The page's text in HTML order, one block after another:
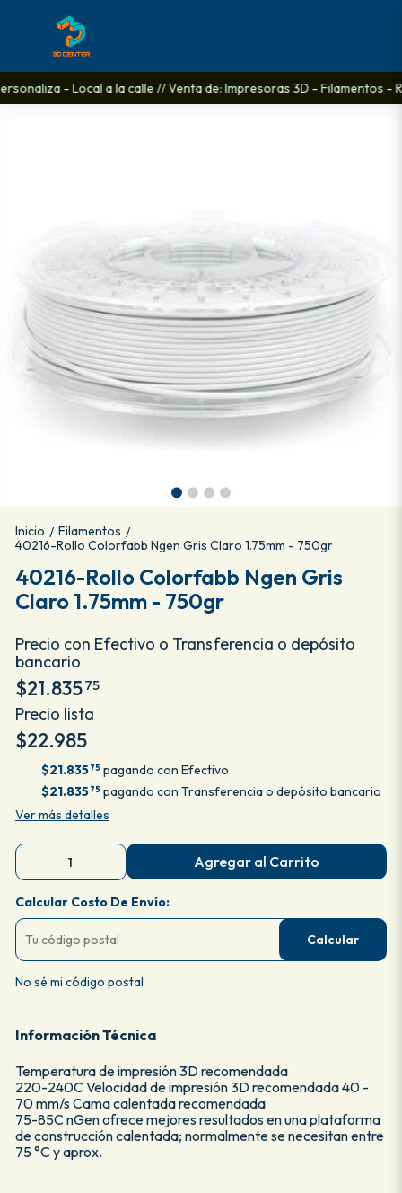
- Local a la calle // Venta de: Impresoras 3D - Filamentos -
Inicio / Filamentos /
40216-Rollo Colorfabb Ngen Gris Claro 1.75mm - 750gr
40216-Rollo Colorfabb Ngen Gris
Claro 1.75mm - 750gr
Precio con Efectivo o Transferencia o depósito
bancario
$21.83575
Precio lista
$22.985
$21.835 75 pagando con Efectivo
$21.835 75 pagando con Transferencia o depósito bancario
Ver más detalles
Agregar al Carrito
Calcular Costo De Envío:
Calcular
No sé mi código postal
Información Técnica
Temperatura de impresión 3D recomendada
220-240C Velocidad de impresión 3D recomendada 40 -
70 mm/s Cama calentada recomendada
75-85C nGen ofrece mejores resultados en una plataforma
de construcción calentada; normalmente se necesitan entre
75 °C y aprox.